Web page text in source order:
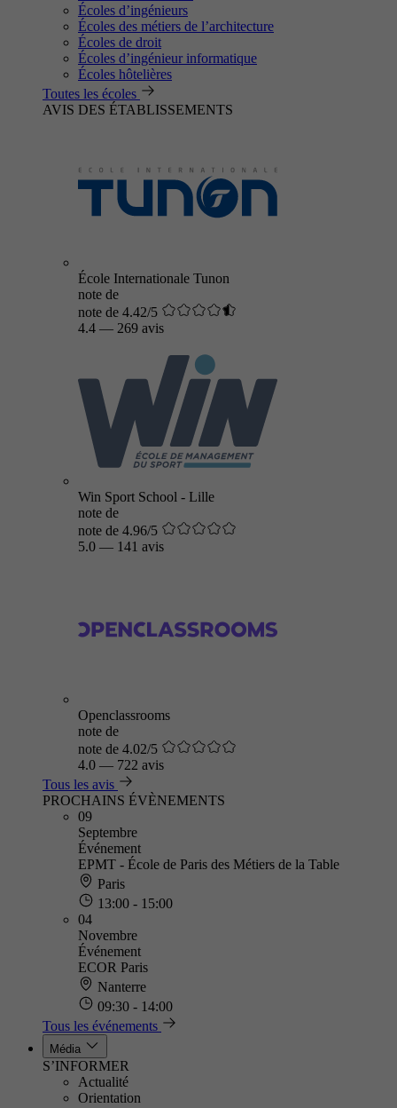
Écoles d’ingénieurs
Écoles des métiers de l’architecture
Écoles de droit
Écoles d’ingénieur informatique
Écoles hôtelières
Toutes les écoles
AVIS DES ÉTABLISSEMENTS
École Internationale Tunon
note de
note de 4.42/5
4.4 — 269 avis
Win Sport School - Lille
note de
note de 4.96/5
5.0 — 141 avis
Openclassrooms
note de
note de 4.02/5
4.0 — 722 avis
Tous les avis
PROCHAINS ÉVÈNEMENTS
09
Septembre
Événement
EPMT - École de Paris des Métiers de la Table
Paris
13:00 - 15:00
04
Novembre
Événement
ECOR Paris
Nanterre
09:30 - 14:00
Tous les événements
Média
S’INFORMER
Actualité
Orientation